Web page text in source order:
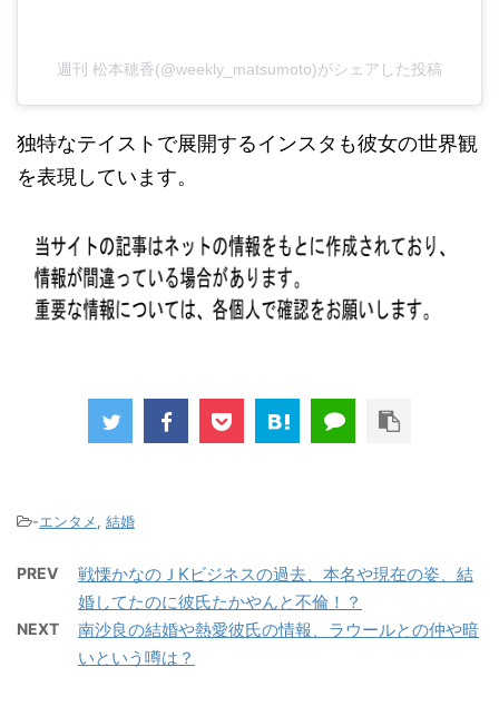
週刊 松本穂香(@weekly_matsumoto)がシェアした投稿
独特なテイストで展開するインスタも彼女の世界観
を表現しています。
-エンタメ, 結婚
PREV
戦慄かなのＪKビジネスの過去、本名や現在の姿、結
婚してたのに彼氏たかやんと不倫！？
NEXT
南沙良の結婚や熱愛彼氏の情報、ラウールとの仲や暗
いという噂は？